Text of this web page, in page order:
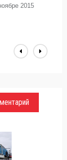
2015
2015 года